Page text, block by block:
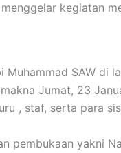
kegiatan
Muhammad SAW di
Jumat, 23
, staf, serta para
pembukaan yakni